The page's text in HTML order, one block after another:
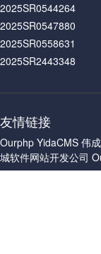
2025SR0544264
2025SR0547880
2025SR0558631
2025SR2443348
友情链接
Ourphp YidaCMS 伟
城软件网站开发公司